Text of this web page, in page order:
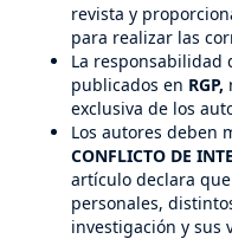
revista y
para realizar las
La responsabilidad
publicados en RGP,
exclusiva de los
Los autores deben
CONFLICTO DE
artículo declara
personales,
investigación y sus